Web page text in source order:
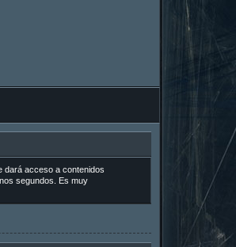
dará acceso a contenidos
segundos. Es muy